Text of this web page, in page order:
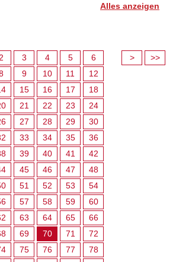
Alles anzeigen
2 3 4 5
6
9 10 11
12
15 16 17
18
21 22 23
24
27 28 29
30
33 34 35
36
39 40 41
42
45 46 47
48
51 52 53
54
57 58 59
60
63 64 65
66
69 70 71
72
75 76 77
78
> >>